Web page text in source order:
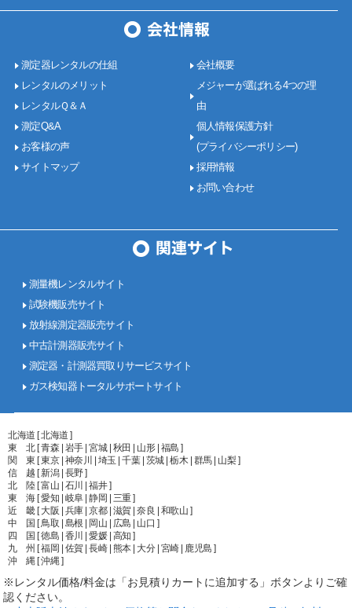
測定器レンタルの仕組
レンタルのメリット
レンタルＱ＆Ａ
測定Q&A
お客様の声
サイトマップ
会社概要
メジャーが選ばれる4つの理
由
個人情報保護方針
(プライバシーポリシー)
採用情報
お問い合わせ
測量機レンタルサイト
試験機販売サイト
放射線測定器販売サイト
中古計測器販売サイト
測定器・計測器買取りサービスサイト
ガス検知器トータルサポートサイト
北海道 [ 北海道 ]
東 北 [ 青森 | 岩手 | 宮城 | 秋田 | 山形 | 福島 ]
関 東 [ 東京 | 神奈川 | 埼玉 | 千葉 | 茨城 | 栃木 | 群馬 | 山梨 ]
信 越 [ 新潟 | 長野 ]
北 陸 [ 富山 | 石川 | 福井 ]
東 海 [ 愛知 | 岐阜 | 静岡 | 三重 ]
近 畿 [ 大阪 | 兵庫 | 京都 | 滋賀 | 奈良 | 和歌山 ]
中 国 [ 鳥取 | 島根 | 岡山 | 広島 | 山口 ]
四 国 [ 徳島 | 香川 | 愛媛 | 高知 ]
九 州 [ 福岡 | 佐賀 | 長崎 | 熊本 | 大分 | 宮崎 | 鹿児島 ]
沖 縄 [ 沖縄 ]
※レンタル価格/料金は「お見積りカートに追加する」ボタンよりご確
認ください。